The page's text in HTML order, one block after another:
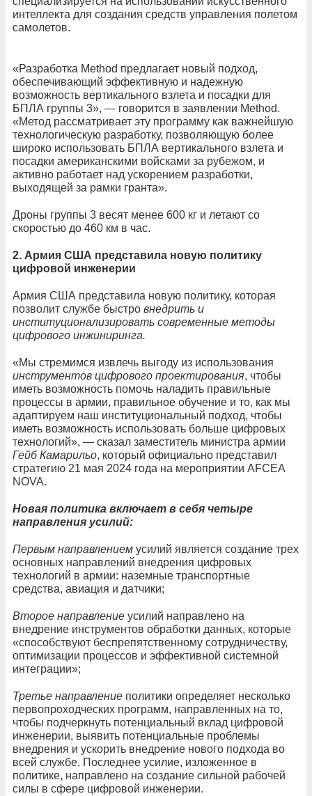
интеллекта для создания средств управления полетом
самолетов.
«Разработка Method предлагает новый подход,
обеспечивающий эффективную и надежную
возможность вертикального взлета и посадки для
БПЛА группы 3», — говорится в заявлении Method.
«Метод рассматривает эту программу как важнейшую
технологическую разработку, позволяющую более
широко использовать БПЛА вертикального взлета и
посадки американскими войсками за рубежом, и
активно работает над ускорением разработки,
выходящей за рамки гранта».
Дроны группы 3 весят менее 600 кг и летают со
скоростью до 460 км в час.
2. Армия США представила новую политику
цифровой инженерии
Армия США представила новую политику, которая
позволит службе быстро внедрить и
институционализировать современные методы
цифрового инжиниринга.
«Мы стремимся извлечь выгоду из использования
инструментов цифрового проектирования, чтобы
иметь возможность помочь наладить правильные
процессы в армии, правильное обучение и то, как мы
адаптируем наш институциональный подход, чтобы
иметь возможность использовать больше цифровых
технологий», — сказал заместитель министра армии
Гейб Камарильо, который официально представил
стратегию 21 мая 2024 года на мероприятии AFCEA
NOVA.
Новая политика включает в себя четыре
направления усилий:
Первым направлением усилий является создание трех
основных направлений внедрения цифровых
технологий в армии: наземные транспортные
средства, авиация и датчики;
Второе направление усилий направлено на
внедрение инструментов обработки данных, которые
«способствуют беспрепятственному сотрудничеству,
оптимизации процессов и эффективной системной
интеграции»;
Третье направление политики определяет несколько
первопроходческих программ, направленных на то,
чтобы подчеркнуть потенциальный вклад цифровой
инженерии, выявить потенциальные проблемы
внедрения и ускорить внедрение нового подхода во
всей службе. Последнее усилие, изложенное в
политике, направлено на создание сильной рабочей
силы в сфере цифровой инженерии.